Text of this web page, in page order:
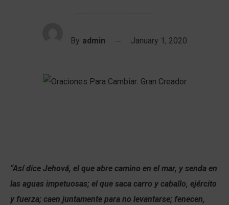
By admin January 1, 2020
“Así dice Jehová, el que abre camino en el mar, y senda en
las aguas impetuosas; el que saca carro y caballo, ejército
y fuerza; caen juntamente para no levantarse; fenecen,